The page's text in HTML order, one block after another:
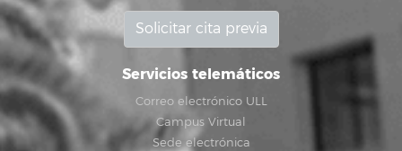
Solicitar cita previa
Servicios telemáticos
Correo electrónico ULL
Campus Virtual
Sede electrónica